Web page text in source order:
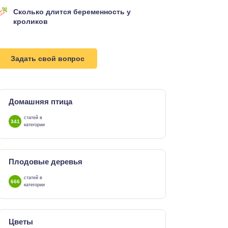
Сколько длится беременность у
кроликов
Задать свой вопрос
Домашняя птица
341
статей в
категории
Плодовые деревья
666
статей в
категории
Цветы